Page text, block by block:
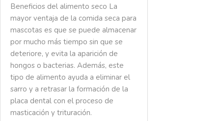
Beneficios del alimento seco La
mayor ventaja de la comida seca para
mascotas es que se puede almacenar
por mucho más tiempo sin que se
deteriore, y evita la aparición de
hongos o bacterias. Además, este
tipo de alimento ayuda a eliminar el
sarro y a retrasar la formación de la
placa dental con el proceso de
masticación y trituración.